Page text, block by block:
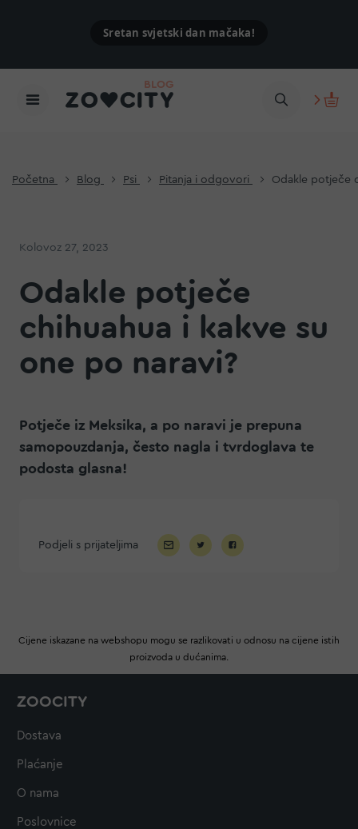
Sretan svjetski dan mačaka!
Početna Blog Psi Pitanja i odgovori Odakle potječe
Kolovoz 27, 2023
Odakle potječe
chihuahua i kakve su
one po naravi?
Potječe iz Meksika, a po naravi je prepuna
samopouzdanja, često nagla i tvrdoglava te
podosta glasna!
Podjeli s prijateljima
Cijene iskazane na webshopu mogu se razlikovati u odnosu na cijene istih
proizvoda u dućanima.
ZOOCITY
Dostava
Plaćanje
O nama
Poslovnice